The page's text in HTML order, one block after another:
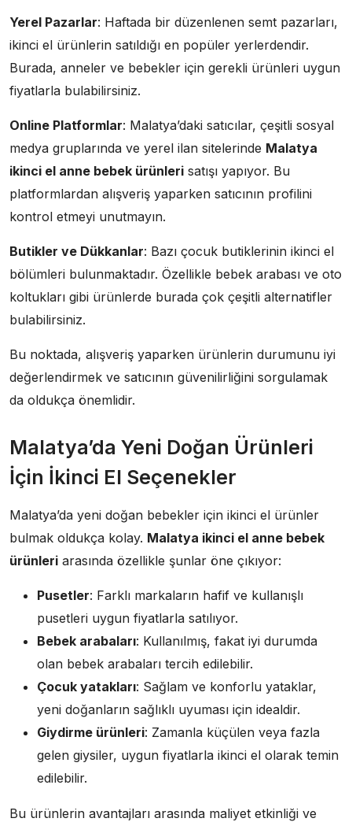
Yerel Pazarlar: Haftada bir düzenlenen semt pazarları,
ikinci el ürünlerin satıldığı en popüler yerlerdendir.
Burada, anneler ve bebekler için gerekli ürünleri uygun
fiyatlarla bulabilirsiniz.
Online Platformlar: Malatya’daki satıcılar, çeşitli sosyal
medya gruplarında ve yerel ilan sitelerinde Malatya
ikinci el anne bebek ürünleri satışı yapıyor. Bu
platformlardan alışveriş yaparken satıcının profilini
kontrol etmeyi unutmayın.
Butikler ve Dükkanlar: Bazı çocuk butiklerinin ikinci el
bölümleri bulunmaktadır. Özellikle bebek arabası ve oto
koltukları gibi ürünlerde burada çok çeşitli alternatifler
bulabilirsiniz.
Bu noktada, alışveriş yaparken ürünlerin durumunu iyi
değerlendirmek ve satıcının güvenilirliğini sorgulamak
da oldukça önemlidir.
Malatya’da Yeni Doğan Ürünleri
İçin İkinci El Seçenekler
Malatya’da yeni doğan bebekler için ikinci el ürünler
bulmak oldukça kolay. Malatya ikinci el anne bebek
ürünleri arasında özellikle şunlar öne çıkıyor:
Pusetler: Farklı markaların hafif ve kullanışlı
pusetleri uygun fiyatlarla satılıyor.
Bebek arabaları: Kullanılmış, fakat iyi durumda
olan bebek arabaları tercih edilebilir.
Çocuk yatakları: Sağlam ve konforlu yataklar,
yeni doğanların sağlıklı uyuması için idealdir.
Giydirme ürünleri: Zamanla küçülen veya fazla
gelen giysiler, uygun fiyatlarla ikinci el olarak temin
edilebilir.
Bu ürünlerin avantajları arasında maliyet etkinliği ve